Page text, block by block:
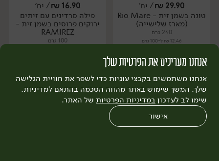
יח׳ יח׳
29.90
₪/ יח׳
טונה בשמן זית - Rio Mare
(מארז שלישייה)
240 גרם
12.46 ₪ ל-100 גרם
16.90
₪/ יח׳
פילה סרדינים עם זיתים
ירוקים פרוסים בשמן זית -
RAMIREZ
100 גרם
אנחנו מעריכים את הפרטיות שלך
אנחנו משתמשים בקבצי עוגיות כדי לשפר את חוויית הגלישה
שלך. המשך שימוש באתר מהווה הסכמה בהתאם למדיניות.
שימו לב לעדכון במדיניות הפרטיות של האתר.
אישור
שירות לקוחות >